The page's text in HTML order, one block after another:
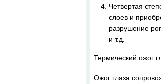
Четвертая
слоев и
разрушение
и т.д.
Термический ожог
Ожог глаза